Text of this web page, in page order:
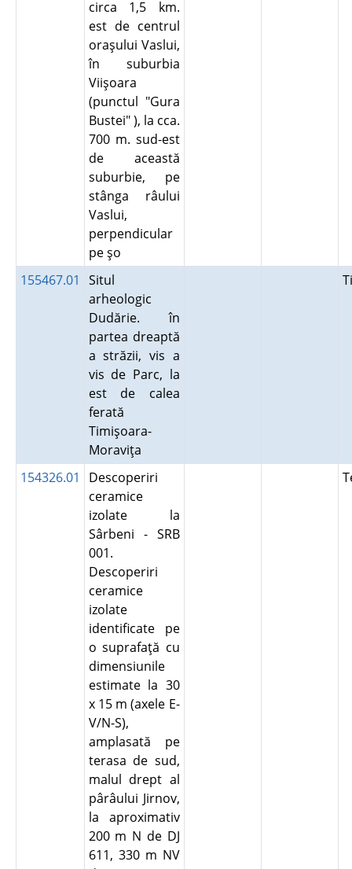
circa 1,5 km.
est de centrul
oraşului Vaslui,
în suburbia
Viişoara
(punctul "Gura
Bustei" ), la cca.
700 m. sud-est
de această
suburbie, pe
stânga râului
Vaslui,
perpendicular
pe şo
155467.01
Situl
arheologic
Dudărie. în
partea dreaptă
a străzii, vis a
vis de Parc, la
est de calea
ferată
Timişoara-
Moraviţa
154326.01
Descoperiri
ceramice
izolate la
Sârbeni - SRB
001.
Descoperiri
ceramice
izolate
identificate pe
o suprafaţă cu
dimensiunile
estimate la 30
x 15 m (axele E-
V/N-S),
amplasată pe
terasa de sud,
malul drept al
pârâului Jirnov,
la aproximativ
200 m N de DJ
611, 330 m NV